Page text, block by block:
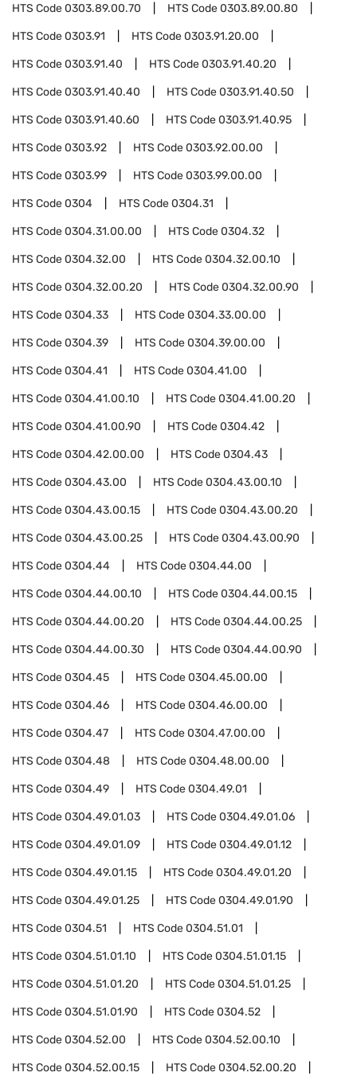
HTS Code0303.89.00.70 HTS Code0303.89.00.80
HTS Code0303.91 HTS Code0303.91.20.00
HTS Code0303.91.40 HTS Code0303.91.40.20
HTS Code0303.91.40.40 HTS Code0303.91.40.50
HTS Code0303.91.40.60 HTS Code0303.91.40.95
HTS Code0303.92 HTS Code0303.92.00.00
HTS Code0303.99 HTS Code0303.99.00.00
HTS Code0304 HTS Code0304.31
HTS Code0304.31.00.00 HTS Code0304.32
HTS Code0304.32.00 HTS Code0304.32.00.10
HTS Code0304.32.00.20 HTS Code0304.32.00.90
HTS Code0304.33 HTS Code0304.33.00.00
HTS Code0304.39 HTS Code0304.39.00.00
HTS Code0304.41 HTS Code0304.41.00
HTS Code0304.41.00.10 HTS Code0304.41.00.20
HTS Code0304.41.00.90 HTS Code0304.42
HTS Code0304.42.00.00 HTS Code0304.43
HTS Code0304.43.00 HTS Code0304.43.00.10
HTS Code0304.43.00.15 HTS Code0304.43.00.20
HTS Code0304.43.00.25 HTS Code0304.43.00.90
HTS Code0304.44 HTS Code0304.44.00
HTS Code0304.44.00.10 HTS Code0304.44.00.15
HTS Code0304.44.00.20 HTS Code0304.44.00.25
HTS Code0304.44.00.30 HTS Code0304.44.00.90
HTS Code0304.45 HTS Code0304.45.00.00
HTS Code0304.46 HTS Code0304.46.00.00
HTS Code0304.47 HTS Code0304.47.00.00
HTS Code0304.48 HTS Code0304.48.00.00
HTS Code0304.49 HTS Code0304.49.01
HTS Code0304.49.01.03 HTS Code0304.49.01.06
HTS Code0304.49.01.09 HTS Code0304.49.01.12
HTS Code0304.49.01.15 HTS Code0304.49.01.20
HTS Code0304.49.01.25 HTS Code0304.49.01.90
HTS Code0304.51 HTS Code0304.51.01
HTS Code0304.51.01.10 HTS Code0304.51.01.15
HTS Code0304.51.01.20 HTS Code0304.51.01.25
HTS Code0304.51.01.90 HTS Code0304.52
HTS Code0304.52.00 HTS Code0304.52.00.10
HTS Code0304.52.00.15 HTS Code0304.52.00.20